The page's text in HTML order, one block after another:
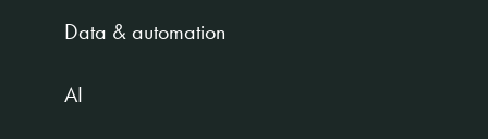
Data & automation
AI